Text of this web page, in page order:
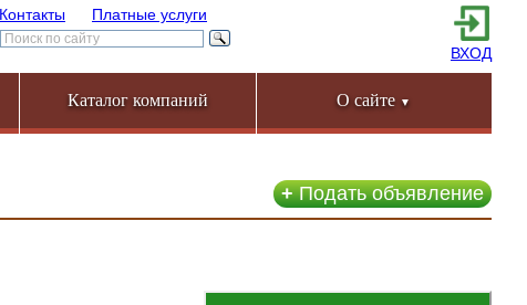
Контакты Платные услуги
ВХОД
Каталог компаний О сайте ▼
+Подать объявление